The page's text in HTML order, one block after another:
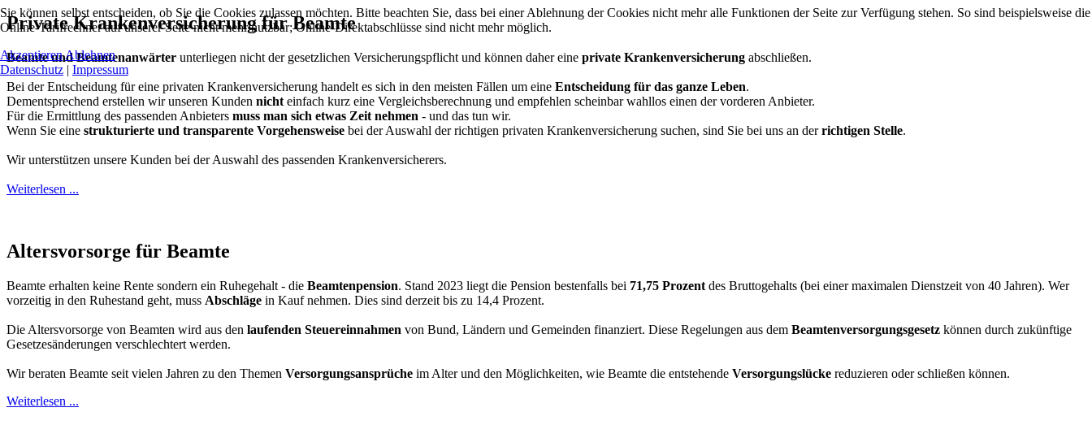
Private Krankenversicherung für Beamte
Beamte und Beamtenanwärter unterliegen nicht der gesetzlichen Versicherungspflicht und können daher eine private Krankenversicherung abschließen.
Bei der Entscheidung für eine privaten Krankenversicherung handelt es sich in den meisten Fällen um eine Entscheidung für das ganze Leben.
Dementsprechend erstellen wir unseren Kunden nicht einfach kurz eine Vergleichsberechnung und empfehlen scheinbar wahllos einen der vorderen Anbieter.
Für die Ermittlung des passenden Anbieters muss man sich etwas Zeit nehmen - und das tun wir.
Wenn Sie eine strukturierte und transparente Vorgehensweise bei der Auswahl der richtigen privaten Krankenversicherung suchen, sind Sie bei uns an derrichtigen Stelle.
Wir unterstützen unsere Kunden bei der Auswahl des passenden Krankenversicherers.
Weiterlesen ...
Altersvorsorge für Beamte
Beamte erhalten keine Rente sondern ein Ruhegehalt - die Beamtenpension. Stand 2023 liegt die Pension bestenfalls bei 71,75 Prozent des Bruttogehalts (bei einer maximalen Dienstzeit von 40 Jahren). Wer
vorzeitig in den Ruhestand geht, muss Abschläge in Kauf nehmen. Dies sind derzeit bis zu 14,4 Prozent.
Die Altersvorsorge von Beamten wird aus den laufenden Steuereinnahmen von Bund, Ländern und Gemeinden finanziert. Diese Regelungen aus dem Beamtenversorgungsgesetz können durch zukünftige
Gesetzesänderungen verschlechtert werden.
Wir beraten Beamte seit vielen Jahren zu den Themen Versorgungsansprüche im Alter und den Möglichkeiten, wie Beamte die entstehende Versorgungslücke reduzieren oder schließen können.
Weiterlesen ...
Sie können selbst entscheiden, ob Sie die Cookies zulassen möchten. Bitte beachten Sie, dass bei einer Ablehnung der Cookies nicht mehr alle Funktionen der Seite zur Verfügung stehen. So sind beispielsweise die
Online-Tarifrechner auf unserer Seite nicht mehr nutzbar; Online-Direktabschlüsse sind nicht mehr möglich.
Akzeptieren Ablehnen
Datenschutz | Impressum